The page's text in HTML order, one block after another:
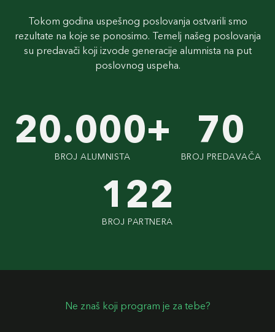
Tokom godina uspešnog poslovanja ostvarili smo
rezultate na koje se ponosimo. Temelj našeg poslovanja
su predavači koji izvode generacije alumnista na put
poslovnog uspeha.
BROJ ALUMNISTA
20.000+
BROJ PREDAVAČA
70
BROJ PARTNERA
122
Ne znaš koji program je za tebe?